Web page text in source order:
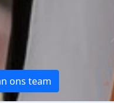
ons team